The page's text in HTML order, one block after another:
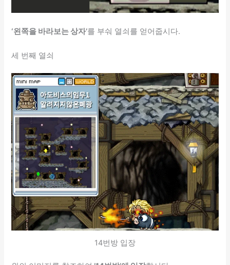
‘왼쪽을 바라보는 상자’를 부숴 열쇠를 얻어줍시다.
세 번째 열쇠
14번방 입장